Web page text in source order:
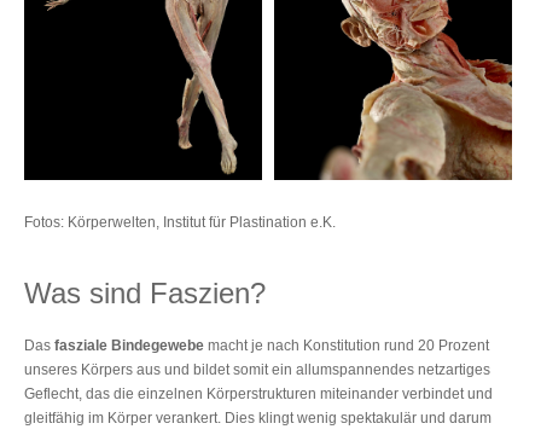
Fotos: Körperwelten, Institut für Plastination e.K.
Was sind Faszien?
Dasfasziale Bindegewebe macht je nach Konstitution rund 20 Prozent
unseres Körpers aus und bildet somit ein allumspannendes netzartiges
Geflecht, das die einzelnen Körperstrukturen miteinander verbindet und
gleitfähig im Körper verankert. Dies klingt wenig spektakulär und darum